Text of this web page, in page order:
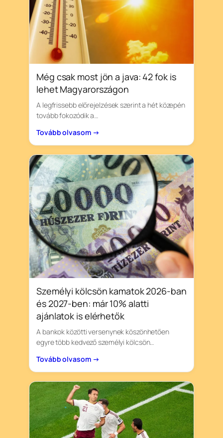
Még csak most jön a java: 42 fok is
lehet Magyarországon
A legfrissebb előrejelzések szerint a hét közepén
tovább fokozódik a…
Tovább olvasom →
Személyi kölcsön kamatok 2026-ban
és 2027-ben: már 10% alatti
ajánlatok is elérhetők
A bankok közötti versenynek köszönhetően
egyre több kedvező személyi kölcsön…
Tovább olvasom →